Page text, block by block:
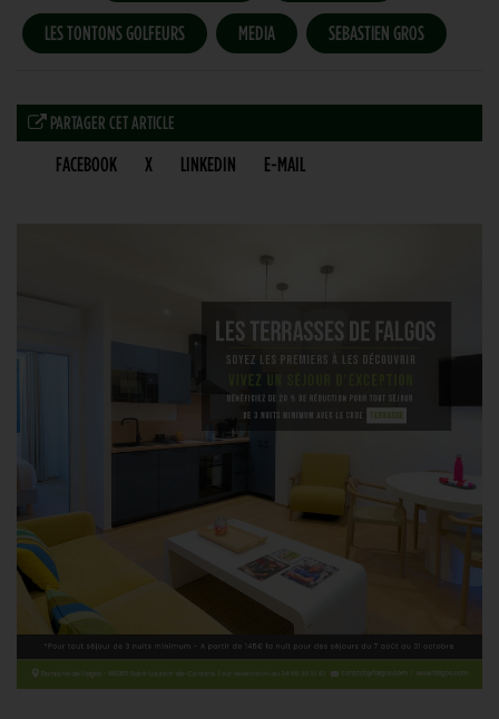
LES TONTONS GOLFEURS MEDIA SEBASTIEN GROS
PARTAGER CET ARTICLE
FACEBOOK X LINKEDIN E-MAIL